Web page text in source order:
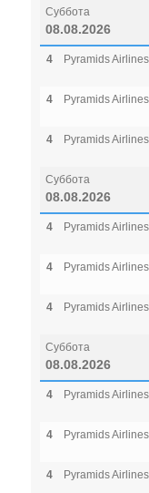
Суббота
08.08.2026
4 Pyramids Airlines
4 Pyramids Airlines
4 Pyramids Airlines
Суббота
08.08.2026
4 Pyramids Airlines
4 Pyramids Airlines
4 Pyramids Airlines
Суббота
08.08.2026
4 Pyramids Airlines
4 Pyramids Airlines
4 Pyramids Airlines